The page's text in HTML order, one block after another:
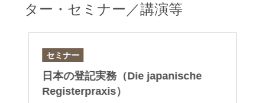
ター・セミナー／講演等
セミナー
日本の登記実務（Die japanische
Registerpraxis）